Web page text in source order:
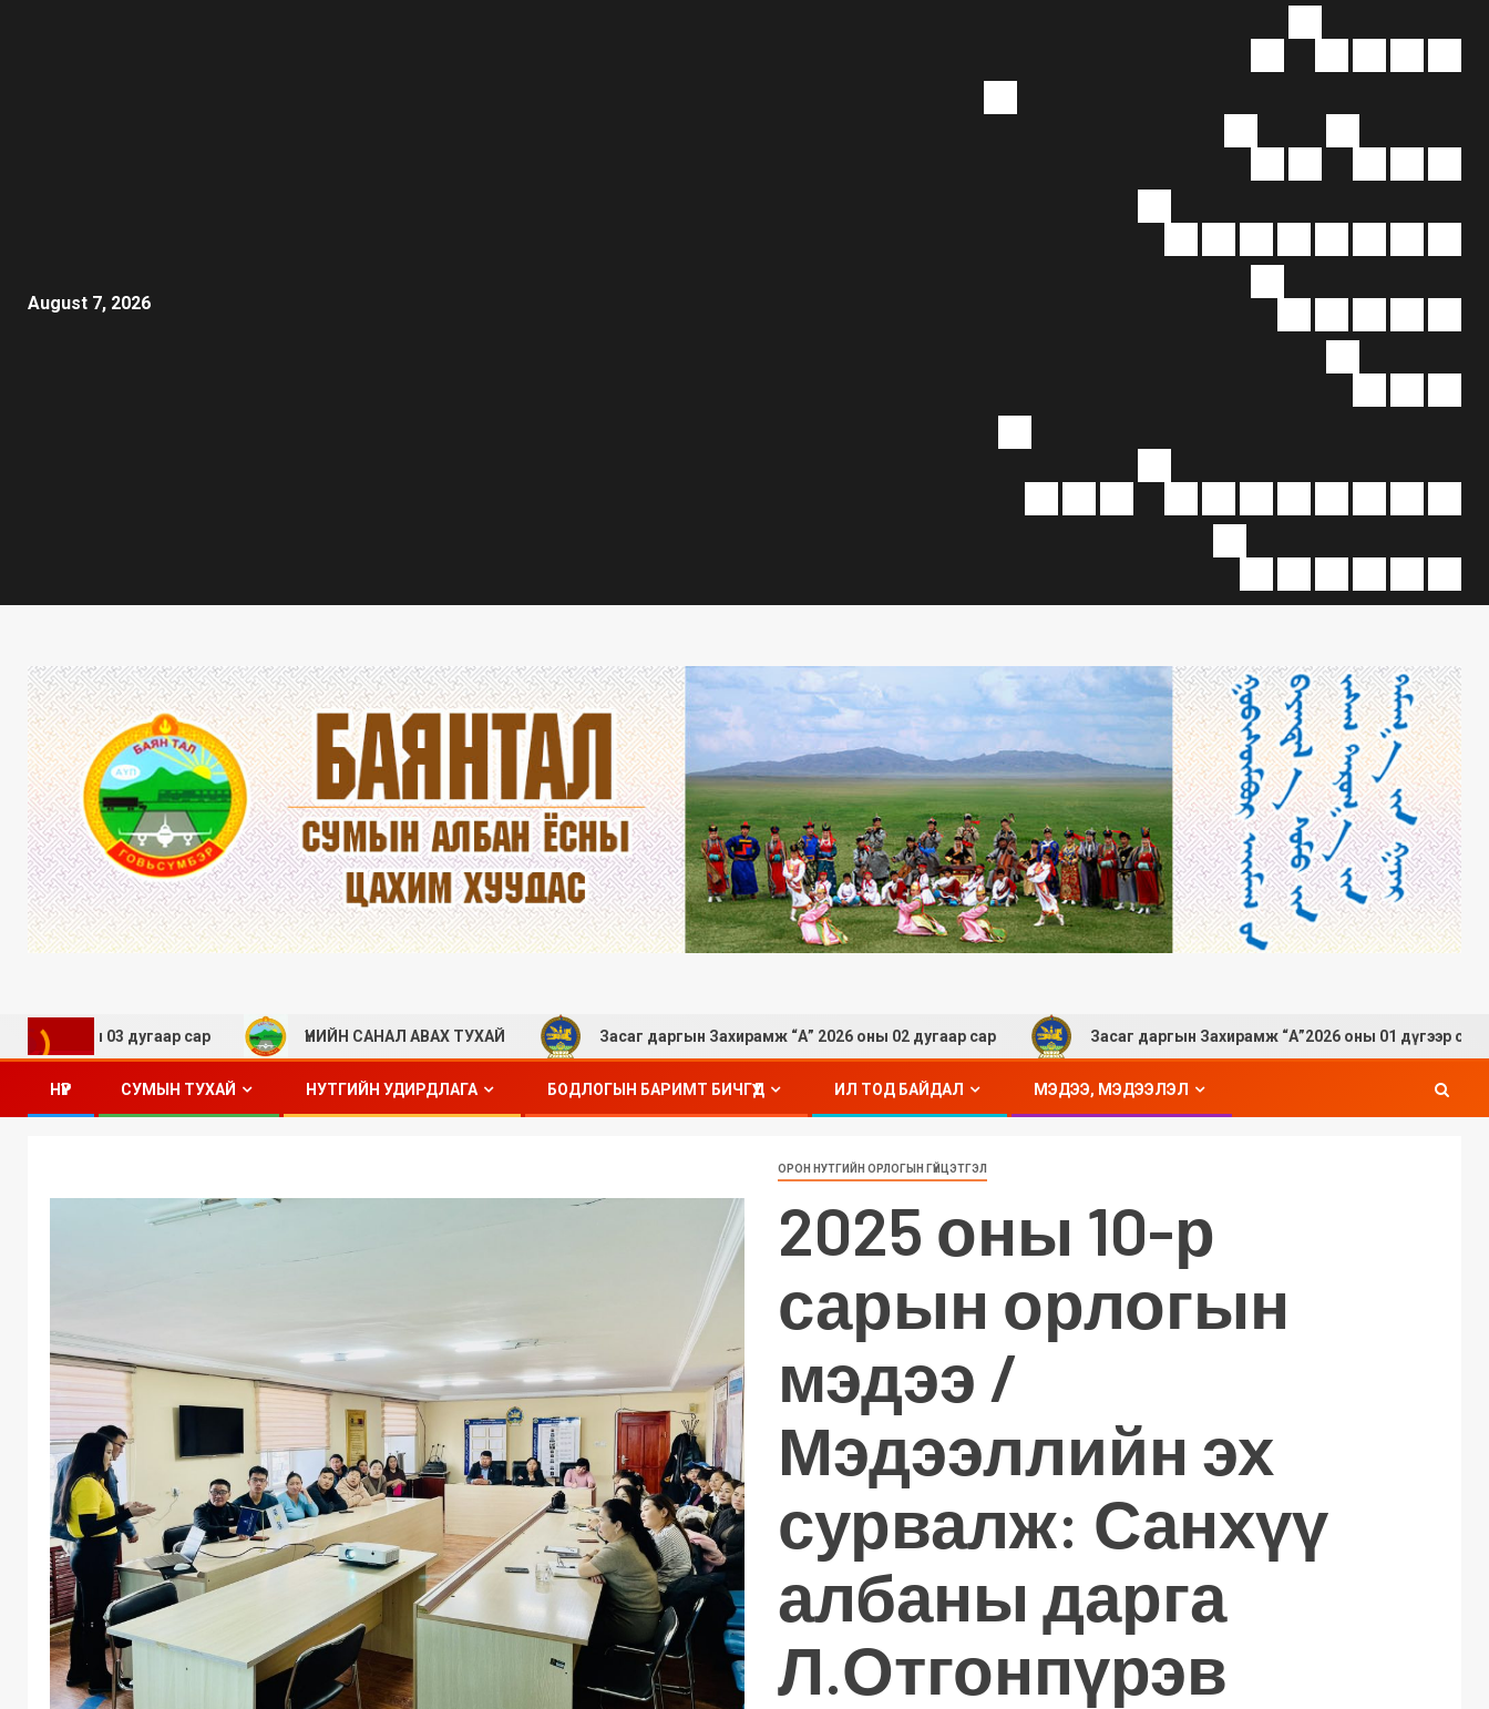
August 7, 2026
03 дугаар сар ҮНИЙН САНАЛ АВАХ ТУХАЙ Засаг даргын Захирамж “А” 2026 оны 02 дугаар сар Засаг даргын Захирамж “А”2026 оны 01 дүгээр сар
НҮҮР СУМЫН ТУХАЙ НУТГИЙН УДИРДЛАГА БОДЛОГЫН БАРИМТ БИЧГҮҮД ИЛ ТОД БАЙДАЛ МЭДЭЭ, МЭДЭЭЛЭЛ
ОРОН НУТГИЙН ОРЛОГЫН ГҮЙЦЭТГЭЛ
2025 оны 10-р
сарын орлогын
мэдээ /
Мэдээллийн эх
сурвалж: Санхүү
албаны дарга
Л.Отгонпүрэв